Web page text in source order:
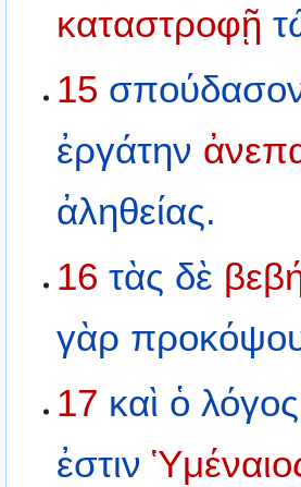
καταστροφῇ
15
ἐργάτην
ἀληθείας.
16 τὰς δὲ
γὰρ
17 καὶ ὁ λόγος
ἐστιν